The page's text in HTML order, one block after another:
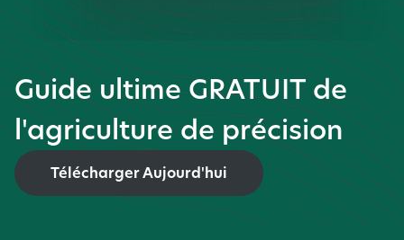
Guide ultime GRATUIT de
l'agriculture de précision
Télécharger Aujourd'hui